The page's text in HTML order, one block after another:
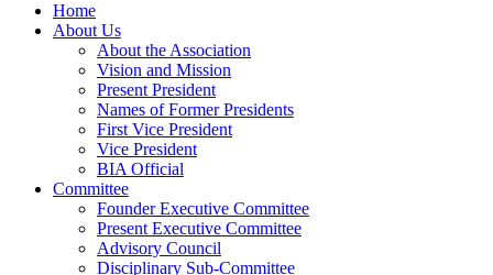
Home
About Us
About the Association
Vision and Mission
Present President
Names of Former Presidents
First Vice President
Vice President
BIA Official
Committee
Founder Executive Committee
Present Executive Committee
Advisory Council
Disciplinary Sub-Committee